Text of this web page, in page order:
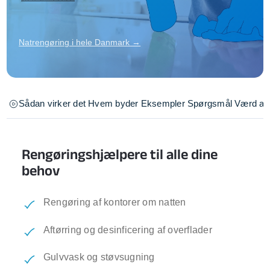
Natrengøring i hele Danmark →
Sådan virker det Hvem byder Eksempler Spørgsmål Værd at
Rengøringshjælpere til alle dine
behov
Rengøring af kontorer om natten
Aftørring og desinficering af overflader
Gulvvask og støvsugning